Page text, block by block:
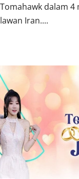
dalam 4
Iran....